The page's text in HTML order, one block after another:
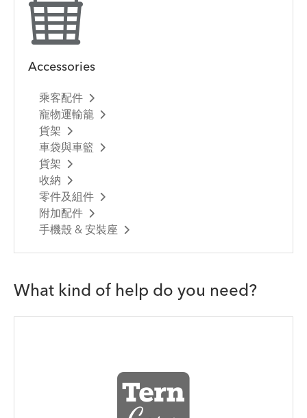
Accessories
乘客配件
寵物運輸籠
貨架
車袋與車籃
貨架
收納
零件及組件
附加配件
手機殼 & 安裝座
What kind of help do you need?